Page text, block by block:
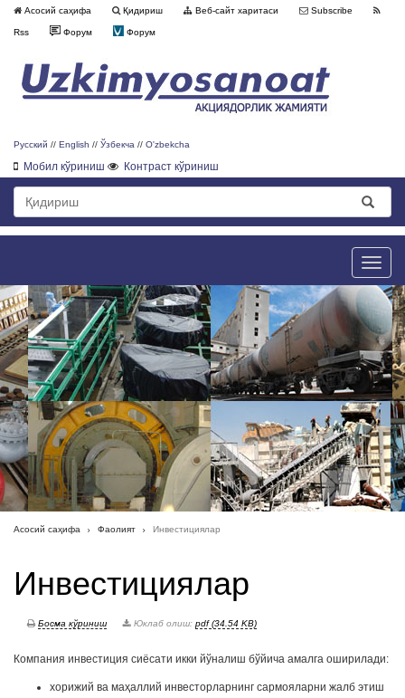
Асосий саҳифа Қидириш Веб-сайт харитаси Subscribe
Rss Форум Форум
Русский // English // Ўзбекча // O'zbekcha
Мобил кўриниш Контраст кўриниш
Toggle
Асосий саҳифа Фаолият Инвестициялар
Инвестициялар
Босма кўриниш Юклаб олиш: pdf (34.54 KB)
Компания инвестиция сиёсати икки йўналиш бўйича амалга оширилади:
хорижий ва маҳаллий инвесторларнинг сармояларни жалб этиш